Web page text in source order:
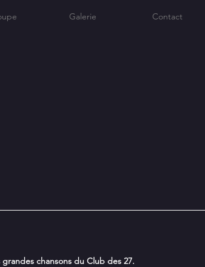
chansons du Club des 27.
Galerie Contact